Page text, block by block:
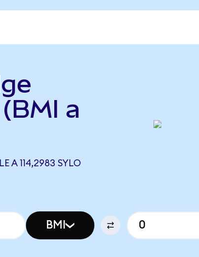
a
A 114,2983 SYLO
BMI